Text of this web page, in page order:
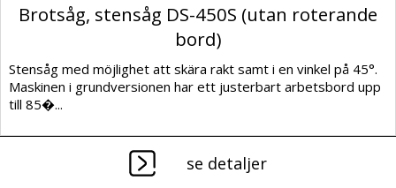
Brotsåg, stensåg DS-450S (utan roterande
bord)
Stensåg med möjlighet att skära rakt samt i en vinkel på 45°.
Maskinen i grundversionen har ett justerbart arbetsbord upp
till 85�...
se detaljer